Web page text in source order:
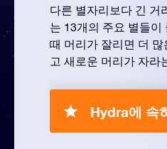
다른 별자리보다 긴 거
는 13개의 주요 별들
때 머리가 잘리면 더
고 새로운 머리가 자라
Hydra에 속